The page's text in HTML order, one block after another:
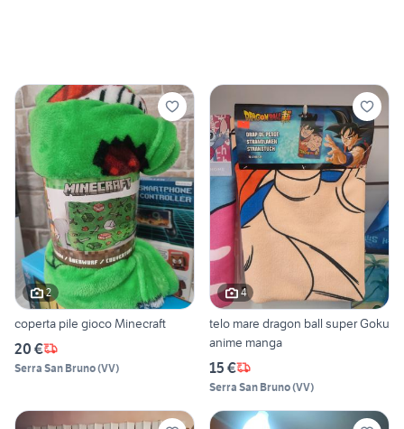
2
coperta pile gioco Minecraft
20 €
Serra San Bruno(VV)
4
telo mare dragon ball super Goku
anime manga
15 €
Serra San Bruno(VV)